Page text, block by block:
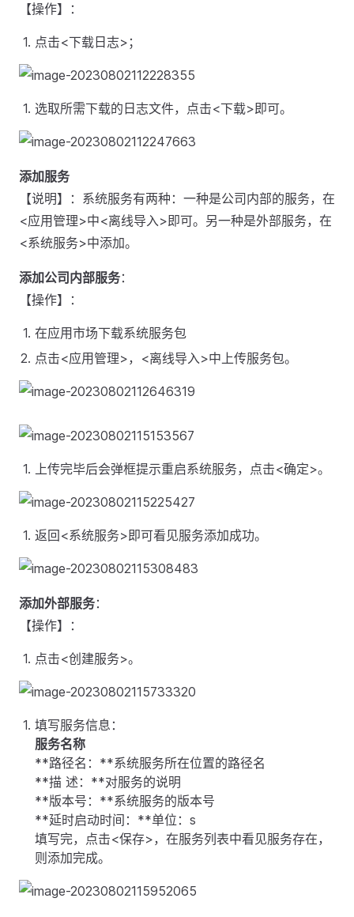
【操作】：
点击<下载日志>；
选取所需下载的日志文件，点击<下载>即可。
添加服务
【说明】：系统服务有两种：一种是公司内部的服务，在
<应用管理>中<离线导入>即可。另一种是外部服务，在
<系统服务>中添加。
添加公司内部服务：
【操作】：
在应用市场下载系统服务包
点击<应用管理>，<离线导入>中上传服务包。
上传完毕后会弹框提示重启系统服务，点击<确定>。
返回<系统服务>即可看见服务添加成功。
添加外部服务：
【操作】：
点击<创建服务>。
填写服务信息：
服务名称
**路径名：**系统服务所在位置的路径名
**描 述：**对服务的说明
**版本号：**系统服务的版本号
**延时启动时间：**单位：s
填写完，点击<保存>，在服务列表中看见服务存在，
则添加完成。